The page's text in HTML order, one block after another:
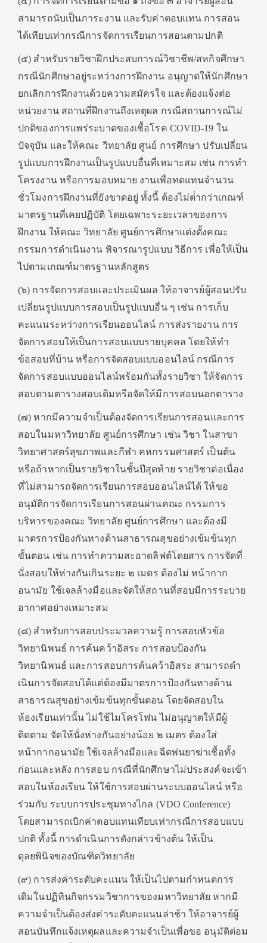
สามารถนับเป็นภาระงาน และรับค่าตอบแทน การสอน
ได้เทียบเท่ากรณีการจัดการเรียนการสอนตามปกติ
(๕) สําหรับรายวิชาฝึกประสบการณ์วิชาชีพ/สหกิจศึกษา
กรณีนักศึกษาอยู่ระหว่างการฝึกงาน อนุญาตให้นักศึกษา
ยกเลิกการฝึกงานด้วยความสมัครใจ และต้องแจ้งต่อ
หน่วยงาน สถานที่ฝึกงานถึงเหตุผล กรณีสถานการณ์ไม่
ปกติของการแพร่ระบาดของเชื้อโรค COVID-19 ใน
ปัจจุบัน และให้คณะ วิทยาลัย ศูนย์ การศึกษา ปรับเปลี่ยน
รูปแบบการฝึกงานเป็นรูปแบบอื่นที่เหมาะสม เช่น การทํา
โครงงาน หรือการมอบหมาย งานเพื่อทดแทนจํานวน
ชั่วโมงการฝึกงานที่ยังขาดอยู่ ทั้งนี้ ต้องไม่ต่ํากว่าเกณฑ์
มาตรฐานที่เคยปฏิบัติ โดยเฉพาะระยะเวลาของการ
ฝึกงาน ให้คณะ วิทยาลัย ศูนย์การศึกษาแต่งตั้งคณะ
กรรมการดําเนินงาน พิจารณารูปแบบ วิธีการ เพื่อให้เป็น
ไปตามเกณฑ์มาตรฐานหลักสูตร
(๖) การจัดการสอบและประเมินผล ให้อาจารย์ผู้สอนปรับ
เปลี่ยนรูปแบบการสอบเป็นรูปแบบอื่น ๆ เช่น การเก็บ
คะแนนระหว่างการเรียนออนไลน์ การส่งรายงาน การ
จัดการสอบให้เป็นการสอบแบบรายบุคคล โดยให้ทํา
ข้อสอบที่บ้าน หรือการจัดสอบแบบออนไลน์ กรณีการ
จัดการสอบแบบออนไลน์พร้อมกันทั้งรายวิชา ให้จัดการ
สอบตามตารางสอบเดิมหรือจัดให้มีการสอบนอกตาราง
(๗) หากมีความจําเป็นต้องจัดการเรียนการสอนและการ
สอบในมหาวิทยาลัย ศูนย์การศึกษา เช่น วิชา ในสาขา
วิทยาศาสตร์สุขภาพและกีฬา คหกรรมศาสตร์ เป็นต้น
หรือถ้าหากเป็นรายวิชาในชั้นปีสุดท้าย รายวิชาต่อเนื่อง
ที่ไม่สามารถจัดการเรียนการสอบออนไลน์ได้ ให้ขอ
อนุมัติการจัดการเรียนการสอนผ่านคณะ กรรมการ
บริหารของคณะ วิทยาลัย ศูนย์การศึกษา และต้องมี
มาตรการป้องกันทางด้านสาธารณสุขอย่างเข้มข้นทุก
ขั้นตอน เช่น การทําความสะอาดลิฟต์โดยสาร การจัดที่
นั่งสอบให้ห่างกันเกินระยะ ๒ เมตร ต้องไม่ หน้ากาก
อนามัย ใช้เจลล้างมือและจัดให้สถานที่สอบมีการระบาย
อากาศอย่างเหมาะสม
(๘) สําหรับการสอบประมวลความรู้ การสอบหัวข้อ
วิทยานิพนธ์ การค้นคว้าอิสระ การสอบป้องกัน
วิทยานิพนธ์ และการสอบการค้นคว้าอิสระ สามารถดํา
เนินการจัดสอบได้แต่ต้องมีมาตรการป้องกันทางด้าน
สาธารณสุขอย่างเข้มข้นทุกขั้นตอน โดยจัดสอบใน
ห้องเรียนเท่านั้น ไม่ใช้ไมโครโฟน ไม่อนุญาตให้มีผู้
ติดตาม จัดให้นั่งห่างกันอย่างน้อย ๒ เมตร ต้องใส่
หน้ากากอนามัย ใช้เจลล้างมือและฉีดพ่นยาฆ่าเชื้อทั้ง
ก่อนและหลัง การสอบ กรณีที่นักศึกษาไม่ประสงค์จะเข้า
สอบในห้องเรียน ให้ใช้การสอบผ่านระบบออนไลน์ หรือ
ร่วมกับ ระบบการประชุมทางไกล (VDO Conference)
โดยสามารถเบิกค่าตอบแทนเทียบเท่ากรณีการสอบแบบ
ปกติ ทั้งนี้ การดําเนินการดังกล่าวข้างต้น ให้เป็น
ดุลยพินิจของบัณฑิตวิทยาลัย
(๙) การส่งค่าระดับคะแนน ให้เป็นไปตามกําหนดการ
เดิมในปฏิทินกิจกรรมวิชาการของมหาวิทยาลัย หากมี
ความจําเป็นต้องส่งค่าระดับคะแนนล่าช้า ให้อาจารย์ผู้
สอนบันทึกแจ้งเหตุผลและความจําเป็นเพื่อขอ อนุมัติต่อม